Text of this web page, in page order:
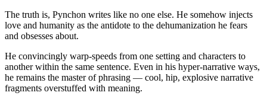
The truth is, Pynchon writes like no one else. He somehow injects
love and humanity as the antidote to the dehumanization he fears
and obsesses about.
He convincingly warp-speeds from one setting and characters to
another within the same sentence. Even in his hyper-narrative ways,
he remains the master of phrasing — cool, hip, explosive narrative
fragments overstuffed with meaning.